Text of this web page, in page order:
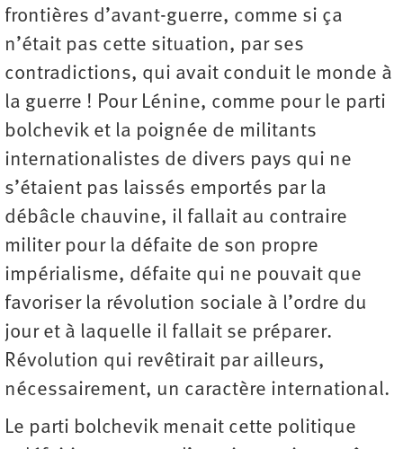
frontières d’avant-guerre, comme si ça
n’était pas cette situation, par ses
contradictions, qui avait conduit le monde à
la guerre ! Pour Lénine, comme pour le parti
bolchevik et la poignée de militants
internationalistes de divers pays qui ne
s’étaient pas laissés emportés par la
débâcle chauvine, il fallait au contraire
militer pour la défaite de son propre
impérialisme, défaite qui ne pouvait que
favoriser la révolution sociale à l’ordre du
jour et à laquelle il fallait se préparer.
Révolution qui revêtirait par ailleurs,
nécessairement, un caractère international.
Le parti bolchevik menait cette politique